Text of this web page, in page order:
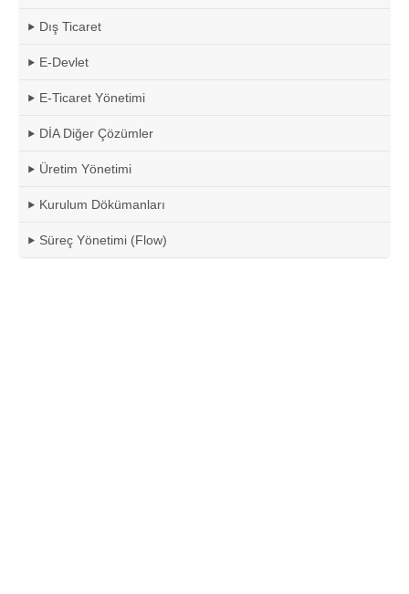
Dış Ticaret
E-Devlet
E-Ticaret Yönetimi
DİA Diğer Çözümler
Üretim Yönetimi
Kurulum Dökümanları
Süreç Yönetimi (Flow)